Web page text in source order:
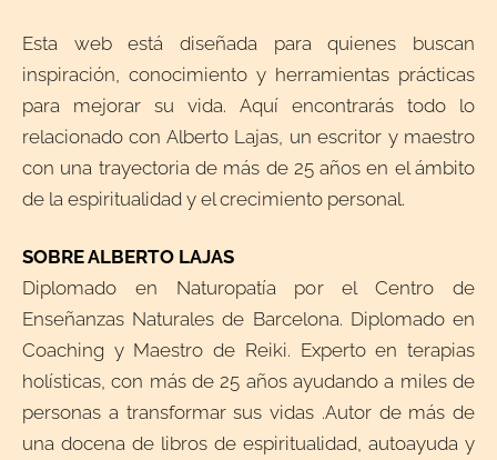
Esta web está diseñada para quienes buscan
inspiración, conocimiento y herramientas prácticas
para mejorar su vida. Aquí encontrarás todo lo
relacionado con Alberto Lajas, un escritor y maestro
con una trayectoria de más de 25 años en el ámbito
de la espiritualidad y el crecimiento personal.
SOBRE ALBERTO LAJAS
Diplomado en Naturopatía por el Centro de
Enseñanzas Naturales de Barcelona. Diplomado en
Coaching y Maestro de Reiki. Experto en terapias
holísticas, con más de 25 años ayudando a miles de
personas a transformar sus vidas .Autor de más de
una docena de libros de espiritualidad, autoayuda y